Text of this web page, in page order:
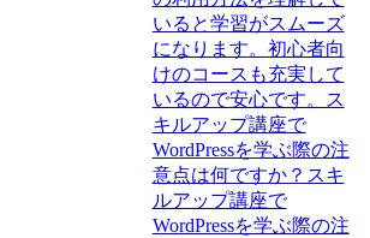
いると学習がスムーズ
になります。初心者向
けのコースも充実して
いるので安心です。ス
キルアップ講座で
WordPressを学ぶ際の注
意点は何ですか？スキ
ルアップ講座で
WordPressを学ぶ際の注